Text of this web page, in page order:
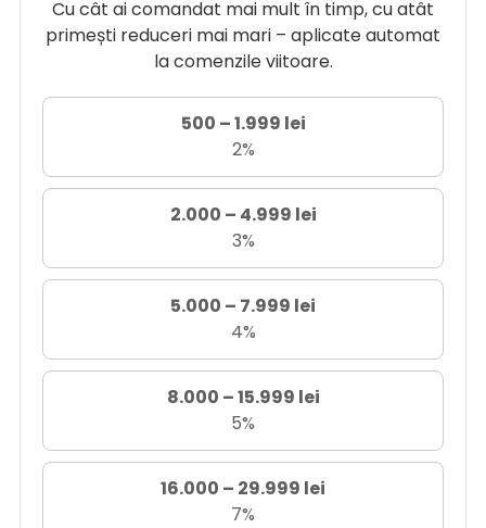
Cu cât ai comandat mai mult în timp, cu atât
primești reduceri mai mari – aplicate automat
la comenzile viitoare.
500 – 1.999 lei
2%
2.000 – 4.999 lei
3%
5.000 – 7.999 lei
4%
8.000 – 15.999 lei
5%
16.000 – 29.999 lei
7%